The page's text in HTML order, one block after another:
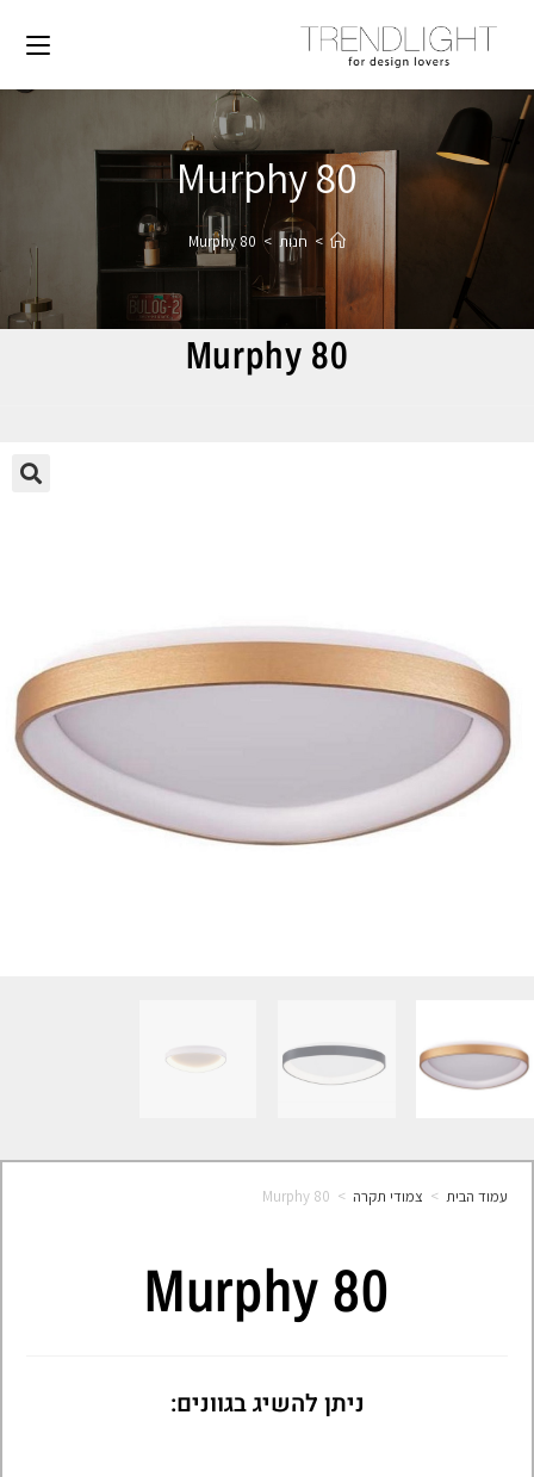
Murphy 80
> חנות >
Murphy 80
Murphy 80
עמוד הבית > צמודי תקרה >
Murphy 80
Murphy 80
ניתן להשיג בגוונים: